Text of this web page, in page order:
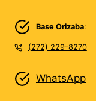
Base Orizaba:
(272) 229-8270
WhatsApp